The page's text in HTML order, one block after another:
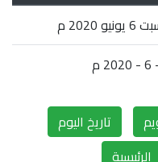
2020 م
تاريخ اليوم
الرئيسية